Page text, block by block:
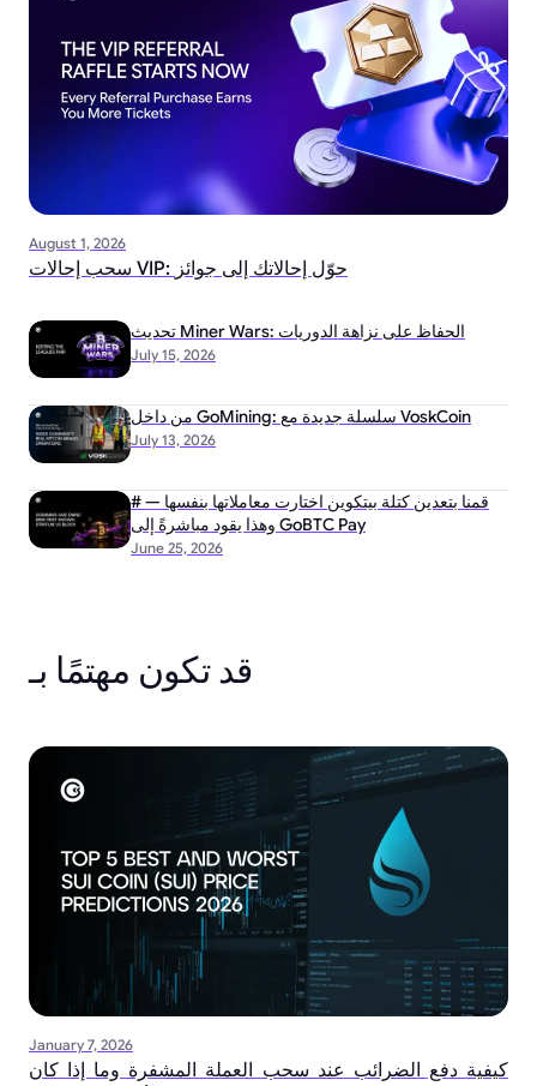
August 1, 2026
سحب إحالات VIP: حوّل إحالاتك إلى جوائز
July 15, 2026
تحديث Miner Wars: الحفاظ على نزاهة الدوريات
July 13, 2026
من داخل GoMining: سلسلة جديدة مع VoskCoin
June 25, 2026
# قمنا بتعدين كتلة بيتكوين اختارت معاملاتها بنفسها —
وهذا يقود مباشرةً إلى GoBTC Pay
قد تكون مهتمًا بـ
January 7, 2026
كيفية دفع الضرائب عند سحب العملة المشفرة وما إذا كان